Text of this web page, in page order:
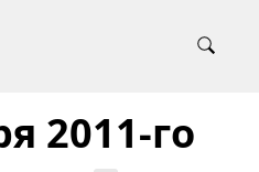
2011-го